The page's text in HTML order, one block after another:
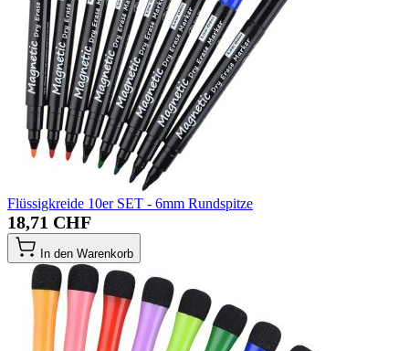
Flüssigkreide 10er SET - 6mm Rundspitze
18,71 CHF
In den Warenkorb